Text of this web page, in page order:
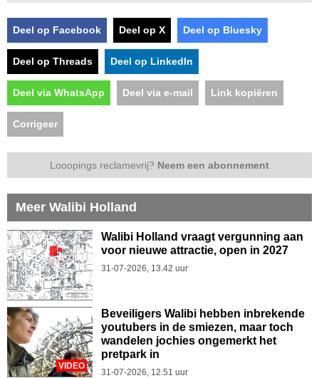
Deel op Facebook Deel op X Deel op Bluesky
Deel op Threads Deel op LinkedIn
Deel via WhatsApp Deel via e-mail Link kopiëren
Corrigeer
Looopings reclamevrij? Neem een abonnement
Meer Walibi Holland
Walibi Holland vraagt vergunning aan
voor nieuwe attractie, open in 2027
31-07-2026, 13.42 uur
VIDEO
Beveiligers Walibi hebben inbrekende
youtubers in de smiezen, maar toch
wandelen jochies ongemerkt het
pretpark in
31-07-2026, 12.51 uur